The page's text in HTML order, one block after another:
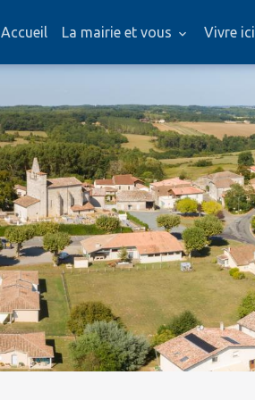
Accueil La mairie et vous Vivre ici